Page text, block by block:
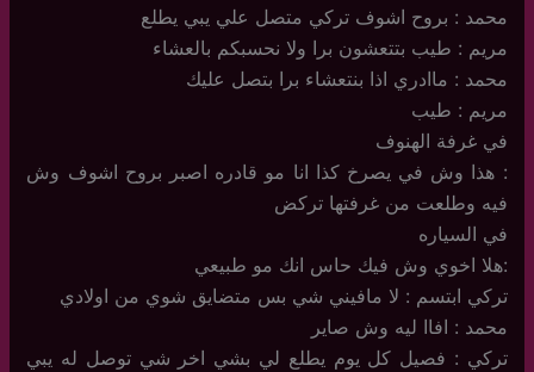
محمد : بروح اشوف تركي متصل علي يبي يطلع
مريم : طيب بتتعشون برا ولا نحسبكم بالعشاء
محمد : ماادري اذا بنتعشاء برا بتصل عليك
مريم : طيب
في غرفة الهنوف
: هذا وش في يصرخ كذا انا مو قادره اصبر بروح اشوف وش
فيه وطلعت من غرفتها تركض
في السياره
:هلا اخوي وش فيك حاس انك مو طبيعي
تركي ابتسم : لا مافيني شي بس متضايق شوي من اولادي
محمد : افاا ليه وش صاير
تركي : فصيل كل يوم يطلع لي بشي اخر شي توصل له يبي